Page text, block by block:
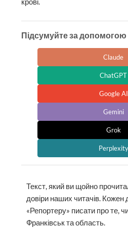
Підсумуйте за допомогою
Claude
ChatGPT
Google AI
Gemini
Grok
Perplexity
Текст, який ви щойно
довіри наших читачів. Кожен
«Репортеру» писати про те,
Франківськ та область.